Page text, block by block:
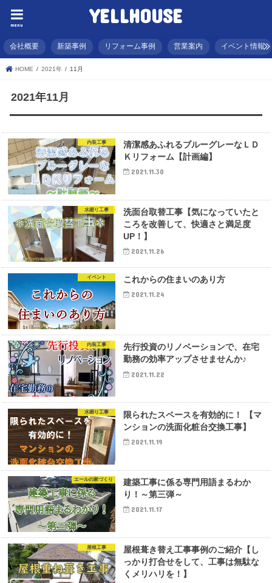
YELLHOUSE
menu
会社概要 新築事例 リフォーム事例 営業案内 イベント情報
HOME 2021年 11月
2021年11月
内装工事
清潔感あふれるブルーグレーなＬＤ
Ｋリフォーム【計画編】
2021.11.30
水廻り工事
洗面台取替工事【気になっていたと
ころを改善して、快適さと満足度
UP！】
2021.11.26
イベント これからの住まいのあり方
2021.11.24
内装工事
先行投資のリノベーションで、在宅
勤務の効率アップさせませんか♪
2021.11.22
水廻り工事
限られたスペースを有効的に！ 【マ
ンションの洗面化粧台交換工事】
2021.11.19
エールの家づくり
建築工事に係る専門用語まるわか
り！～第三弾～
2021.11.17
屋根工事
屋根葺き替え工事事例のご紹介【し
っかり打合せをして、工事は無駄な
くメリハリを！】